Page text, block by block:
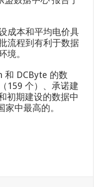
成本和平均电价具
流程到有利于数据
境。
和 DCByte 的数
159 个）、承诺建
初期建设的数据中
中最高的。